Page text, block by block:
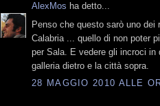
AlexMos ha detto...
Penso che questo sarò uno dei
Calabria ... quello di non poter
per Sala. E vedere gli incroci
galleria dietro e la città sopra.
28 MAGGIO 2010 ALLE